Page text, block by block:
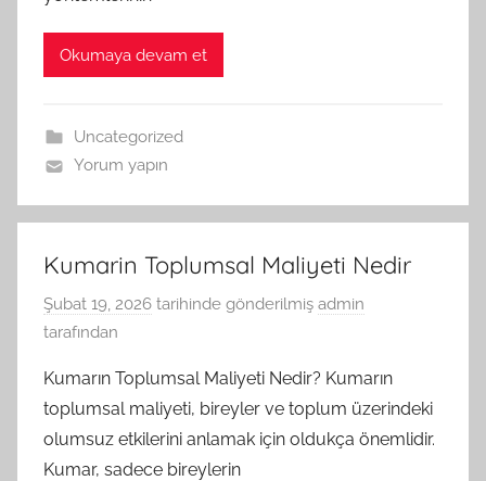
Okumaya devam et
Uncategorized
Yorum yapın
Kumarin Toplumsal Maliyeti Nedir
Şubat 19, 2026 tarihinde gönderilmiş admin
tarafından
Kumarın Toplumsal Maliyeti Nedir? Kumarın
toplumsal maliyeti, bireyler ve toplum üzerindeki
olumsuz etkilerini anlamak için oldukça önemlidir.
Kumar, sadece bireylerin